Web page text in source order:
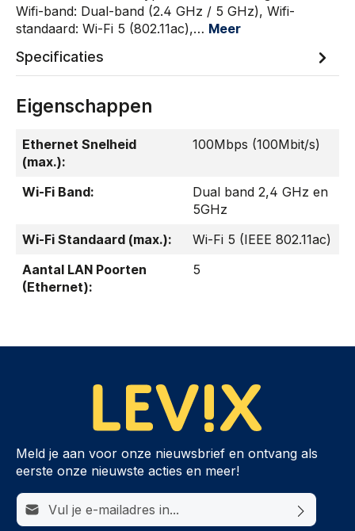
Wifi-band: Dual-band (2.4 GHz / 5 GHz), Wifi-
standaard: Wi-Fi 5 (802.11ac),… Meer
Specificaties
Eigenschappen
Ethernet Snelheid
(max.):
100Mbps (100Mbit/s)
Wi-Fi Band:
Dual band 2,4 GHz en
5GHz
Wi-Fi Standaard (max.):
Wi-Fi 5 (IEEE 802.11ac)
Aantal LAN Poorten
(Ethernet):
5
Meld je aan voor onze nieuwsbrief en ontvang als
eerste onze nieuwste acties en meer!
E-mailadres*